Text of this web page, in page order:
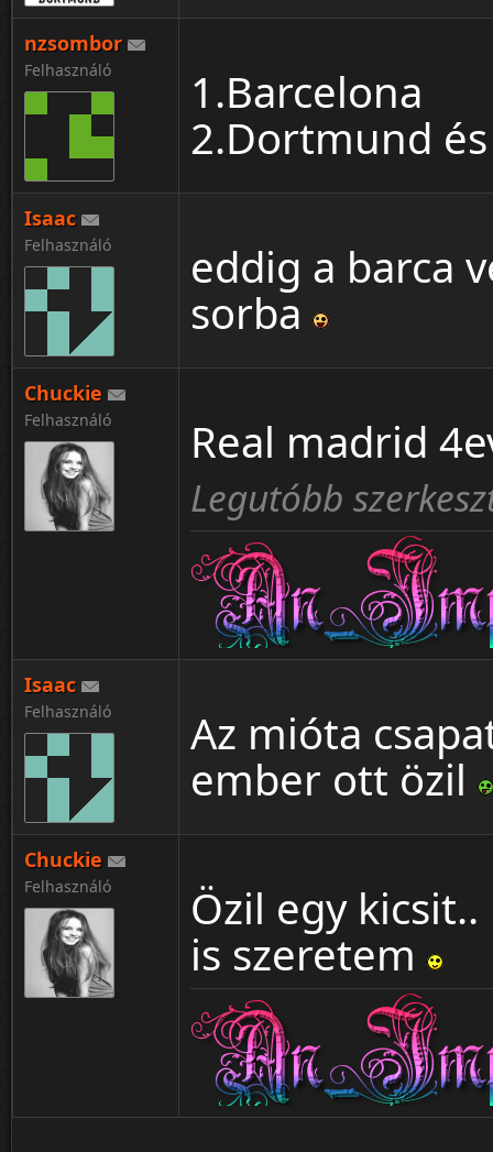
nzsombor
Felhasználó
1.Barcelona
2.Dortmund és
Isaac
Felhasználó
eddig a barca
sorba
Chuckie
Felhasználó Real madrid
Legutóbb
Isaac
Felhasználó
Az mióta
ember ott özil
Chuckie
Felhasználó
Özil egy
is szeretem